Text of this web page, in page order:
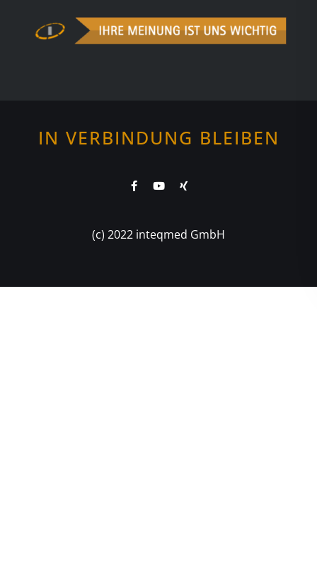
IN VERBINDUNG BLEIBEN
(c) 2022 inteqmed GmbH